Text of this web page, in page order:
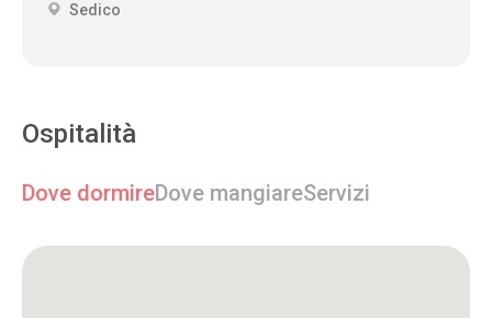
Sedico
Ospitalità
Dove dormireDove mangiareServizi